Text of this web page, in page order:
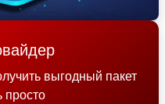
выгодный пакет
просто